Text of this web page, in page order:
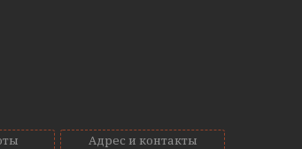
Адрес и контакты